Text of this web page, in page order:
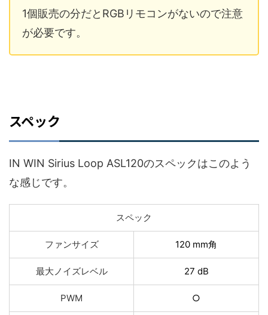
1個販売の分だとRGBリモコンがないので注意
が必要です。
スペック
IN WIN Sirius Loop ASL120のスペックはこのよう
な感じです。
スペック
ファンサイズ 120 mm角
最大ノイズレベル 27 dB
PWM ○